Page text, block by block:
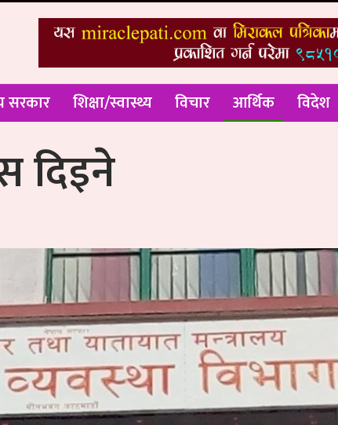
सरकार शिक्षा/स्वास्थ्य विचार आर्थिक विदेश
दिइने